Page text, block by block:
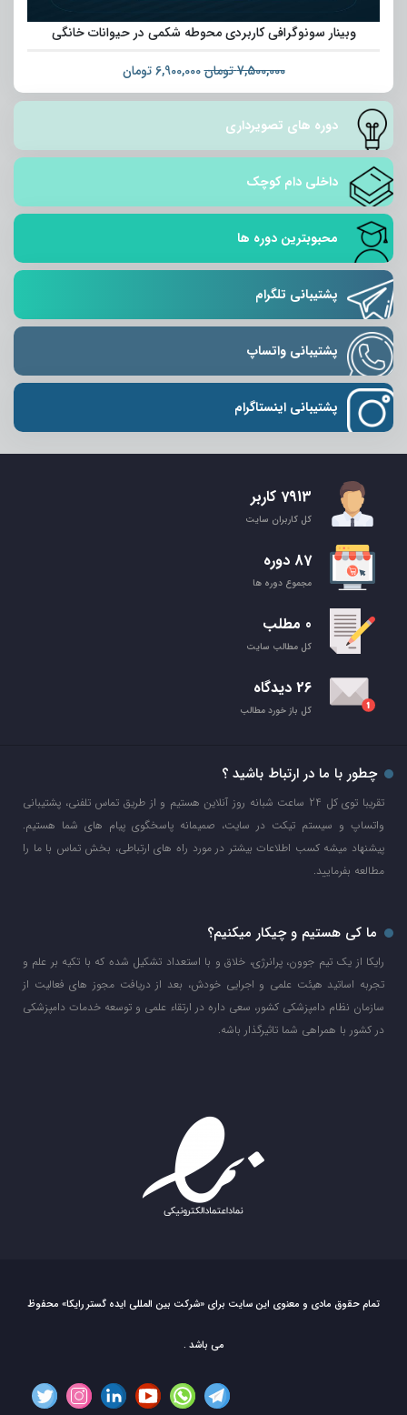
وبینار سونوگرافی کاربردی محوطه شکمی در حیوانات خانگی
7,500,000تومان6,900,000 تومان
دوره های تصویرداری
داخلی دام کوچک
محبوبترین دوره ها
پشتیبانی تلگرام
پشتیبانی واتساپ
پشتیبانی اینستاگرام
7913 کاربر
کل کاربران سایت
87 دوره
مجموع دوره ها
0 مطلب
کل مطالب سایت
26 دیدگاه
کل باز خورد مطالب
چطور با ما در ارتباط باشید ؟
تقریبا توی کل 24 ساعت شبانه روز آنلاین هستیم و از طریق تماس تلفنی، پشتیبانی
واتساپ و سیستم تیکت در سایت، صمیمانه پاسخگوی پیام های شما هستیم.
پیشنهاد میشه کسب اطلاعات بیشتر در مورد راه های ارتباطی، بخش تماس با ما را
مطالعه بفرمایید.
ما کی هستیم و چیکار میکنیم؟
رایکا از یک تیم جوون، پرانرژی، خلاق و با استعداد تشکیل شده که با تکیه بر علم و
تجربه اساتید هیئت علمی و اجرایی خودش، بعد از دریافت مجوز های فعالیت از
سازمان نظام دامپزشکی کشور، سعی داره در ارتقاء علمی و توسعه خدمات دامپزشکی
در کشور با همراهی شما تاثیرگذار باشه.
تمام حقوق مادی و معنوی این سایت برای «شرکت بین المللی ایده گستر رایکا» محفوظ
می باشد .